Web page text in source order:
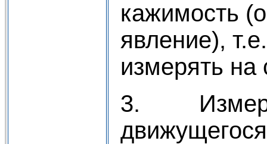
кажимость
явление),
измерять
3.